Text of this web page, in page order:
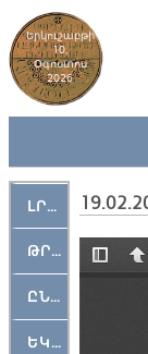
Երկուշաբթի
10,
Օգոստոս
2026
ԼՐԱՀՈՍ
ԹՐՔԱՀԱՅ ԿԵԱՆՔ
ԸՆԿԵՐԱՄՇԱԿՈՒԹԱՅԻՆ
ԵԿԵՂԵՑԱԿԱՆ